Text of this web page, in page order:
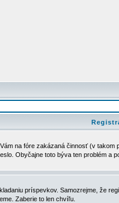
na fóre zakázaná činnosť (v
Obyčajne toto býva ten problém a
príspevkov. Samozrejme, že
Zaberie to len chvíľu.